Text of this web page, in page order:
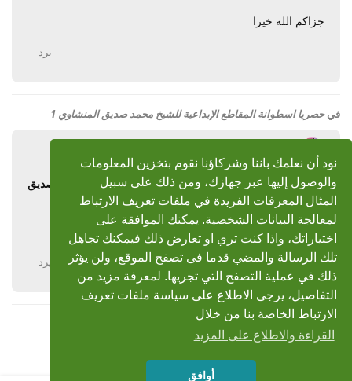
نود أن نعلمك باننا وشركاؤنا نقوم بتخزين المعلومات
والوصول إليها عبر جهازك، ومن ذلك على سبيل
المثال المعرفات الفريدة في ملفات تعريف الارتباط
لمعالجة البيانات الشخصية. يمكنك الموافقة على
اختياراتك، واذا كنت تري او تعارض ذلك فيمكنك تجاهل
تلك الرسالة والمضي قدما فى تصفح الموقع، ولن يؤثر
ذلك في عملية التصفح التي تجريها. لمعرفة مزيد من
التفاصيل، يرجى الاطلاع على سياسة ملفات تعريف
الارتباط الخاصة بنا من خلال
القراءة والاطلاع على المزيد
أوافق
جزاكم الله خيرا
يرد
فيحصريا اسطوانة المقاطع الإبداعية للشيخ محمد صديق المنشاوي 1
رد: حصريا اسطوانة المقاطع الإبداعية للشيخ محمد صديق
المنشاوي 1
شكرا جزيلا
يرد